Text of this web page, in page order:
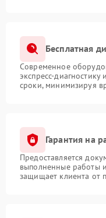
Бесплатная
Современное
экспресс-
сроки, минимизируя
Гарантия на
Предоставляется
выполненные работы
защищает клиента от